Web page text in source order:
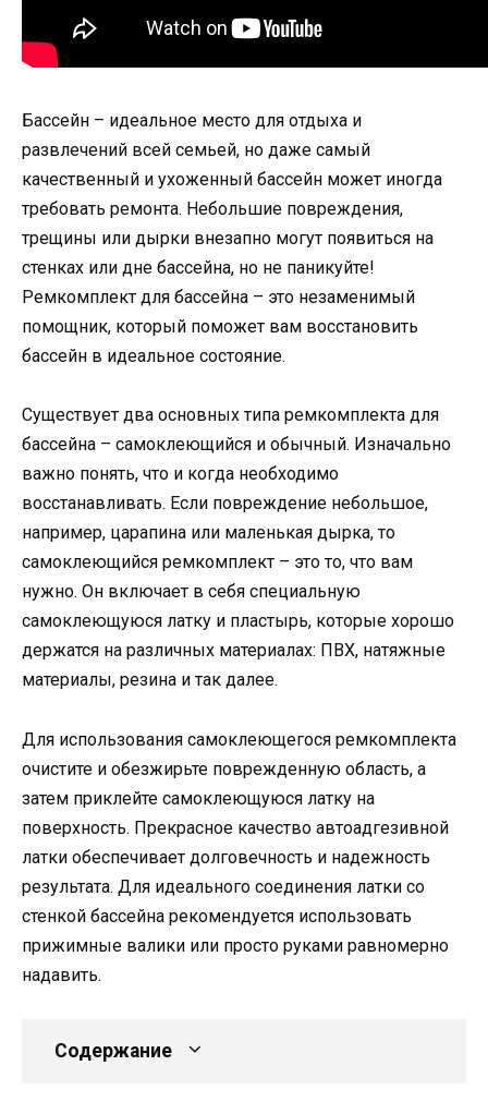
Бассейн – идеальное место для отдыха и
развлечений всей семьей, но даже самый
качественный и ухоженный бассейн может иногда
требовать ремонта. Небольшие повреждения,
трещины или дырки внезапно могут появиться на
стенках или дне бассейна, но не паникуйте!
Ремкомплект для бассейна – это незаменимый
помощник, который поможет вам восстановить
бассейн в идеальное состояние.
Существует два основных типа ремкомплекта для
бассейна – самоклеющийся и обычный. Изначально
важно понять, что и когда необходимо
восстанавливать. Если повреждение небольшое,
например, царапина или маленькая дырка, то
самоклеющийся ремкомплект – это то, что вам
нужно. Он включает в себя специальную
самоклеющуюся латку и пластырь, которые хорошо
держатся на различных материалах: ПВХ, натяжные
материалы, резина и так далее.
Для использования самоклеющегося ремкомплекта
очистите и обезжирьте поврежденную область, а
затем приклейте самоклеющуюся латку на
поверхность. Прекрасное качество автоадгезивной
латки обеспечивает долговечность и надежность
результата. Для идеального соединения латки со
стенкой бассейна рекомендуется использовать
прижимные валики или просто руками равномерно
надавить.
Содержание